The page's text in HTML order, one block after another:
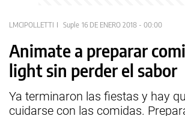
LMCIPOLLETTI Suple 16 DE ENERO 2018 - 00:00
Animate a preparar
light sin perder el sabor
Ya terminaron las fiestas y hay
cuidarse con las comidas.